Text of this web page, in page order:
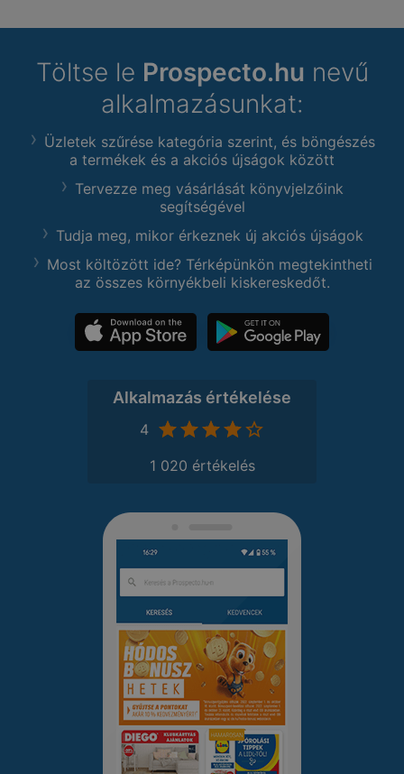
Töltse le Prospecto.hu nevű
alkalmazásunkat:
Üzletek szűrése kategória szerint, és böngészés
a termékek és a akciós újságok között
Tervezze meg vásárlását könyvjelzőink
segítségével
Tudja meg, mikor érkeznek új akciós újságok
Most költözött ide? Térképünkön megtekintheti
az összes környékbeli kiskereskedőt.
Alkalmazás értékelése
4
1 020 értékelés